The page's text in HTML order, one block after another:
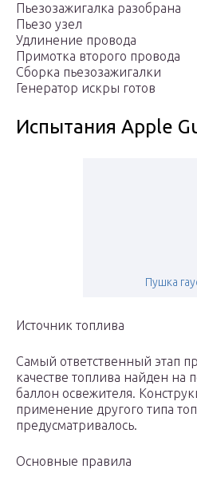
Пьезозажигалка разобрана
Пьезо узел
Удлинение провода
Примотка второго провода
Сборка пьезозажигалки
Генератор искры готов
Испытания Apple
Пушка
Источник топлива
Самый ответственный этап
качестве топлива найден на
баллон освежителя.
применение другого типа
предусматривалось.
Основные правила